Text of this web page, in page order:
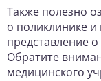
Также полезно
о поликлинике
представление
Обратите
медицинского